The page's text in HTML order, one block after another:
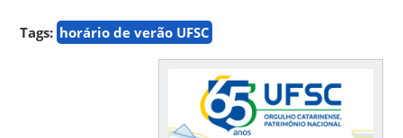
Tags: horário de verão UFSC